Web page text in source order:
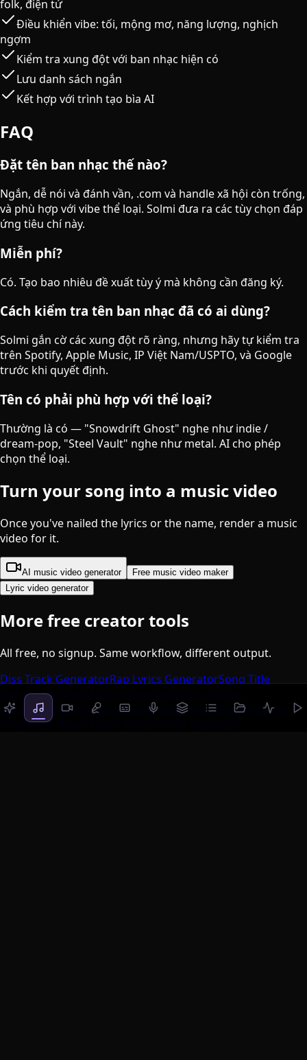
folk, điện tử
Điều khiển vibe: tối, mộng mơ, năng lượng, nghịch
ngợm
Kiểm tra xung đột với ban nhạc hiện có
Lưu danh sách ngắn
Kết hợp với trình tạo bìa AI
FAQ
Đặt tên ban nhạc thế nào?
Ngắn, dễ nói và đánh vần, .com và handle xã hội còn trống,
và phù hợp với vibe thể loại. Solmi đưa ra các tùy chọn đáp
ứng tiêu chí này.
Miễn phí?
Có. Tạo bao nhiêu đề xuất tùy ý mà không cần đăng ký.
Cách kiểm tra tên ban nhạc đã có ai dùng?
Solmi gắn cờ các xung đột rõ ràng, nhưng hãy tự kiểm tra
trên Spotify, Apple Music, IP Việt Nam/USPTO, và Google
trước khi quyết định.
Tên có phải phù hợp với thể loại?
Thường là có — "Snowdrift Ghost" nghe như indie /
dream-pop, "Steel Vault" nghe như metal. AI cho phép
chọn thể loại.
Turn your song into a music video
Once you've nailed the lyrics or the name, render a music
video for it.
AI music video generator
Free music video maker
Lyric video generator
More free creator tools
All free, no signup. Same workflow, different output.
Diss Track GeneratorRap Lyrics GeneratorSong Title
Generator
Generator
Rapper Name GeneratorK-Pop Group Name
Generator